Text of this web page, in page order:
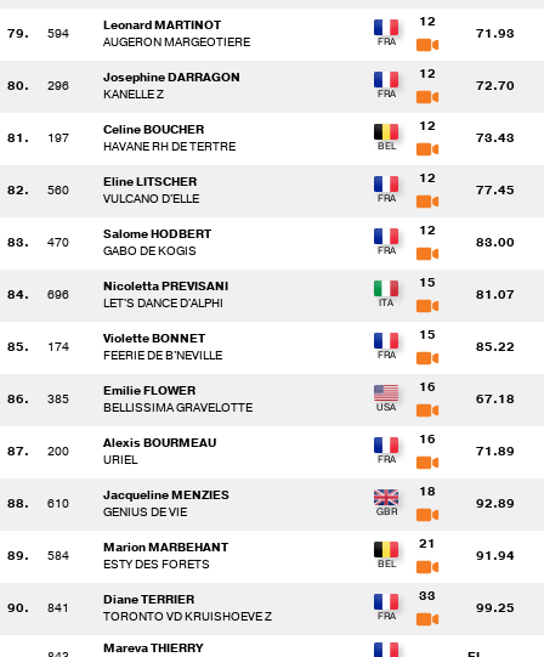
79. 594
Leonard MARTINOT
AUGERON MARGEOTIERE
12
71.93
80. 296
Josephine DARRAGON
KANELLE Z
12
72.70
81. 197
Celine BOUCHER
HAVANE RH DE TERTRE
12
73.43
82. 560
Eline LITSCHER
VULCANO D'ELLE
12
77.45
83. 470
Salome HODBERT
GABO DE KOGIS
12
83.00
84. 696
Nicoletta PREVISANI
LET'S DANCE D'ALPHI
15
81.07
85. 174
Violette BONNET
FEERIE DE B'NEVILLE
15
85.22
86. 385
Emilie FLOWER
BELLISSIMA GRAVELOTTE
16
67.18
87. 200
Alexis BOURMEAU
URIEL
16
71.89
88. 610
Jacqueline MENZIES
GENIUS DE VIE
18
92.89
89. 584
Marion MARBEHANT
ESTY DES FORETS
21
91.94
90. 841
Diane TERRIER
TORONTO VD KRUISHOEVE Z
33
99.25
Mareva THIERRY